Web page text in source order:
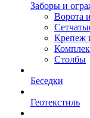
Заборы и
Ворота
Крепеж
Столбы
Беседки
Геотекстиль